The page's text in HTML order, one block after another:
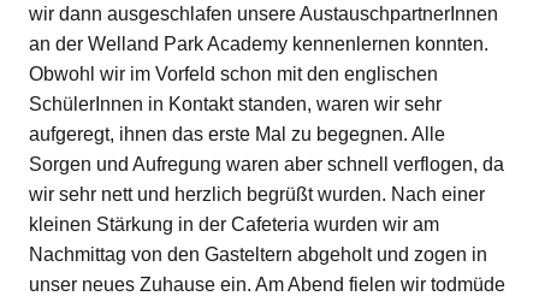
wir dann ausgeschlafen unsere AustauschpartnerInnen
an der Welland Park Academy kennenlernen konnten.
Obwohl wir im Vorfeld schon mit den englischen
SchülerInnen in Kontakt standen, waren wir sehr
aufgeregt, ihnen das erste Mal zu begegnen. Alle
Sorgen und Aufregung waren aber schnell verflogen, da
wir sehr nett und herzlich begrüßt wurden. Nach einer
kleinen Stärkung in der Cafeteria wurden wir am
Nachmittag von den Gasteltern abgeholt und zogen in
unser neues Zuhause ein. Am Abend fielen wir todmüde